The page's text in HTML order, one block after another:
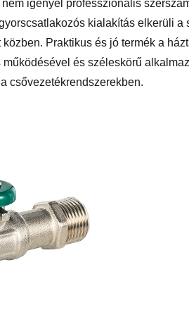
igényel professzionális
kialakítás elkerüli
Praktikus és jó termék a
és széleskörű
csővezetékrendszerekben.